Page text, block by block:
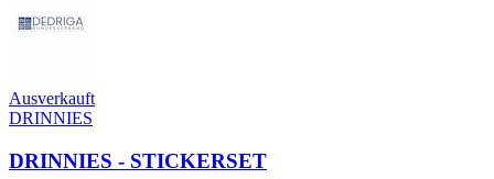
Ausverkauft
DRINNIES
DRINNIES - STICKERSET